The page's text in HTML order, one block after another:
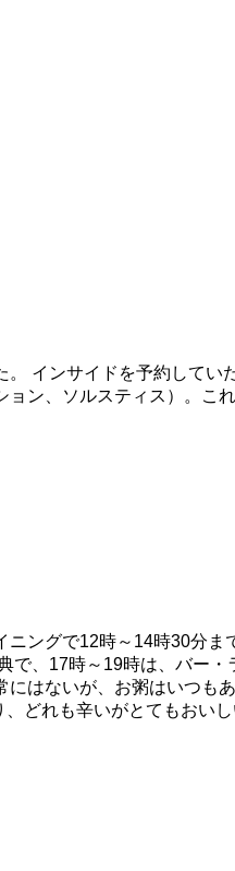
インサイドを予約して
ョン、ソルスティス）。こ
ングで12時～14時30分
で、17時～19時は、バー
はないが、お粥はいつ
どれも辛いがとてもおい